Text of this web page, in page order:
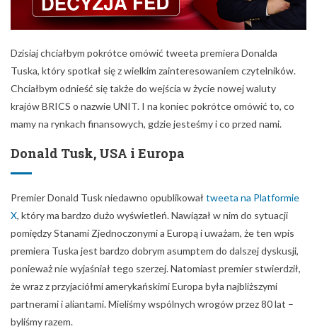
Dzisiaj chciałbym pokrótce omówić tweeta premiera Donalda
Tuska, który spotkał się z wielkim zainteresowaniem czytelników.
Chciałbym odnieść się także do wejścia w życie nowej waluty
krajów BRICS o nazwie UNIT. I na koniec pokrótce omówić to, co
mamy na rynkach finansowych, gdzie jesteśmy i co przed nami.
Donald Tusk, USA i Europa
Premier Donald Tusk niedawno opublikował tweeta na Platformie
X, który ma bardzo dużo wyświetleń. Nawiązał w nim do sytuacji
pomiędzy Stanami Zjednoczonymi a Europą i uważam, że ten wpis
premiera Tuska jest bardzo dobrym asumptem do dalszej dyskusji,
ponieważ nie wyjaśniał tego szerzej. Natomiast premier stwierdził,
że wraz z przyjaciółmi amerykańskimi Europa była najbliższymi
partnerami i aliantami. Mieliśmy wspólnych wrogów przez 80 lat –
byliśmy razem.